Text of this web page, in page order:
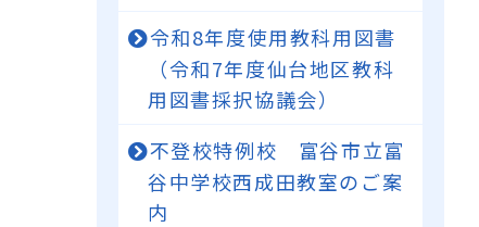
令和8年度使用教科用図書
（令和7年度仙台地区教科
用図書採択協議会）
不登校特例校 富谷市立富
谷中学校西成田教室のご案
内